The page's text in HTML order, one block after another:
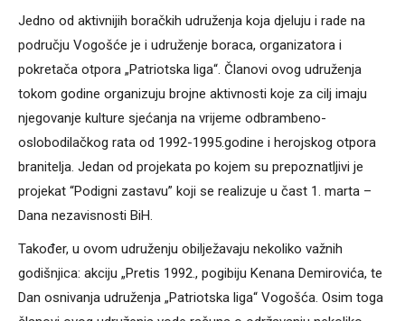
Jedno od aktivnijih boračkih udruženja koja djeluju i rade na
području Vogošće je i udruženje boraca, organizatora i
pokretača otpora „Patriotska liga“. Članovi ovog udruženja
tokom godine organizuju brojne aktivnosti koje za cilj imaju
njegovanje kulture sjećanja na vrijeme odbrambeno-
oslobodilačkog rata od 1992-1995.godine i herojskog otpora
branitelja. Jedan od projekata po kojem su prepoznatljivi je
projekat “Podigni zastavu” koji se realizuje u čast 1. marta –
Dana nezavisnosti BiH.
Također, u ovom udruženju obilježavaju nekoliko važnih
godišnjica: akciju „Pretis 1992., pogibiju Kenana Demirovića, te
Dan osnivanja udruženja „Patriotska liga“ Vogošća. Osim toga